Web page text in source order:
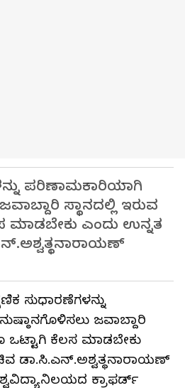
ಪರಿಣಾಮಕಾರಿಯಾಗಿ
ಸ್ಥಾನದಲ್ಲಿ ಇರುವ
ಮಾಡಬೇಕು ಎಂದು ಉನ್ನತ
ಸುಧಾರಣೆಗಳನ್ನು
ಜವಾಬ್ದಾರಿ
ಒಟ್ಟಾಗಿ ಕೆಲಸ ಮಾಡಬೇಕು
ಡಾ.ಸಿ.ಎನ್‌.ಅಶ್ವತ್ಥನಾರಾಯಣ್‌
ಕ್ರಾಫರ್ಡ್‌